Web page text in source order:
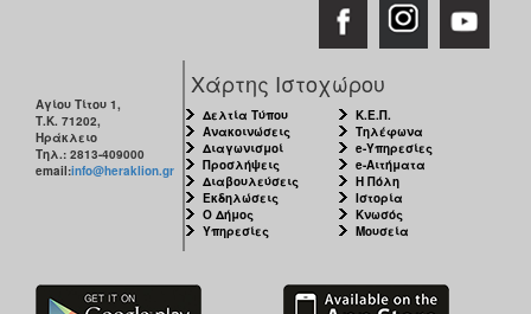
Αγίου Τίτου 1,
Τ.Κ. 71202,
Ηράκλειο
Τηλ.: 2813-409000
email:info@heraklion.gr
Χάρτης Ιστοχώρου
Δελτία Τύπου
Ανακοινώσεις
Διαγωνισμοί
Προσλήψεις
Διαβουλεύσεις
Εκδηλώσεις
Ο Δήμος
Υπηρεσίες
Κ.Ε.Π.
Τηλέφωνα
e-Υπηρεσίες
e-Αιτήματα
Η Πόλη
Ιστορία
Κνωσός
Μουσεία